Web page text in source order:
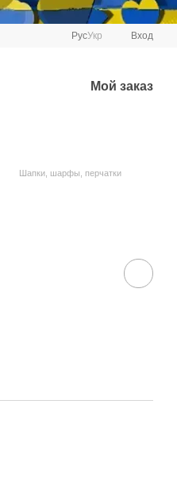
РусУкр Вход
Мой заказ
Шапки, шарфы, перчатки